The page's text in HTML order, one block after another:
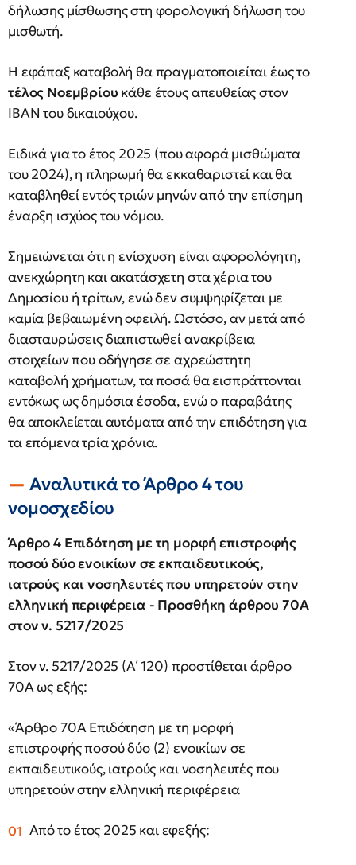
δήλωσης μίσθωσης στη φορολογική δήλωση του
μισθωτή.
Η εφάπαξ καταβολή θα πραγματοποιείται έως το
τέλος Νοεμβρίου κάθε έτους απευθείας στον
IBAN του δικαιούχου.
Ειδικά για το έτος 2025 (που αφορά μισθώματα
του 2024), η πληρωμή θα εκκαθαριστεί και θα
καταβληθεί εντός τριών μηνών από την επίσημη
έναρξη ισχύος του νόμου.
Σημειώνεται ότι η ενίσχυση είναι αφορολόγητη,
ανεκχώρητη και ακατάσχετη στα χέρια του
Δημοσίου ή τρίτων, ενώ δεν συμψηφίζεται με
καμία βεβαιωμένη οφειλή. Ωστόσο, αν μετά από
διασταυρώσεις διαπιστωθεί ανακρίβεια
στοιχείων που οδήγησε σε αχρεώστητη
καταβολή χρήματων, τα ποσά θα εισπράττονται
εντόκως ως δημόσια έσοδα, ενώ ο παραβάτης
θα αποκλείεται αυτόματα από την επιδότηση για
τα επόμενα τρία χρόνια.
Αναλυτικά το Άρθρο 4 του
νομοσχεδίου
Άρθρο 4 Επιδότηση με τη μορφή επιστροφής
ποσού δύο ενοικίων σε εκπαιδευτικούς,
ιατρούς και νοσηλευτές που υπηρετούν στην
ελληνική περιφέρεια - Προσθήκη άρθρου 70Α
στον ν. 5217/2025
Στον ν. 5217/2025 (Α΄ 120) προστίθεται άρθρο
70Α ως εξής:
«Άρθρο 70Α Επιδότηση με τη μορφή
επιστροφής ποσού δύο (2) ενοικίων σε
εκπαιδευτικούς, ιατρούς και νοσηλευτές που
υπηρετούν στην ελληνική περιφέρεια
Από το έτος 2025 και εφεξής: